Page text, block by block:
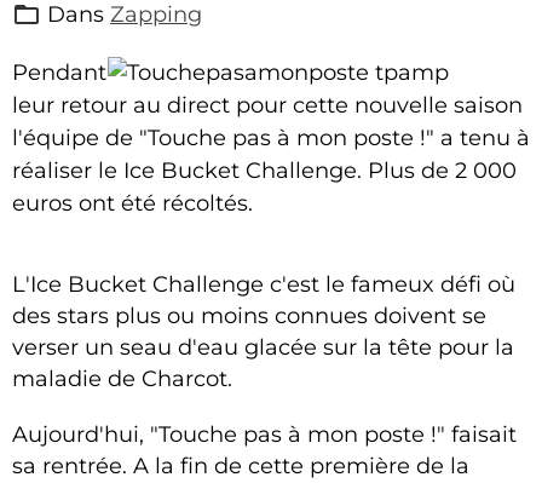
Dans Zapping
Pendant
leur retour au direct pour cette nouvelle saison
l'équipe de "Touche pas à mon poste !" a tenu à
réaliser le Ice Bucket Challenge. Plus de 2 000
euros ont été récoltés.
L'Ice Bucket Challenge c'est le fameux défi où
des stars plus ou moins connues doivent se
verser un seau d'eau glacée sur la tête pour la
maladie de Charcot.
Aujourd'hui, "Touche pas à mon poste !" faisait
sa rentrée. A la fin de cette première de la